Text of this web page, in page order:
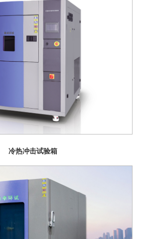
冷热冲击试验箱